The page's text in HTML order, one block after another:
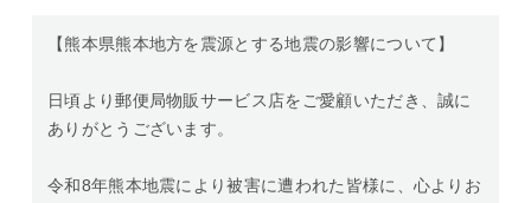
【熊本県熊本地方を震源とする地震の影響について】
日頃より郵便局物販サービス店をご愛顧いただき、誠に
ありがとうございます。
令和8年熊本地震により被害に遭われた皆様に、心よりお